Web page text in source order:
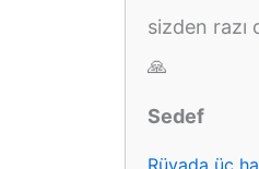
sizden razı
🙏
Sedef
Rüyada üç